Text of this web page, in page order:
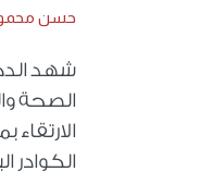
حسن
شهد
الصحة
الكوادر